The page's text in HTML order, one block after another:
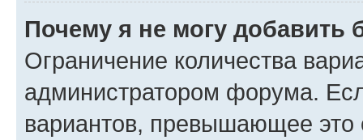
Почему я не могу добавить
Ограничение количества
администратором форума.
вариантов, превышающее это